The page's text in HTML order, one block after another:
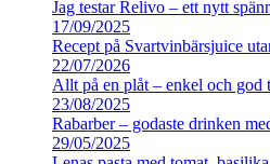
Jag testar Relivo – ett nytt
17/09/2025
Recept på Svartvinbärsjuice
22/07/2026
Allt på en plåt – enkel och god
23/08/2025
Rabarber – godaste drinken
29/05/2025